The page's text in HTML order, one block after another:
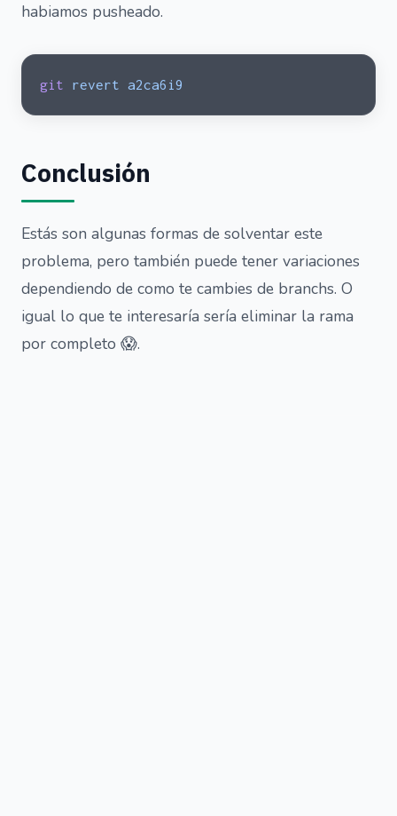
habiamos pusheado.
git revert a2ca6i9
Conclusión
Estás son algunas formas de solventar este
problema, pero también puede tener variaciones
dependiendo de como te cambies de branchs. O
igual lo que te interesaría sería eliminar la rama
por completo 😱.